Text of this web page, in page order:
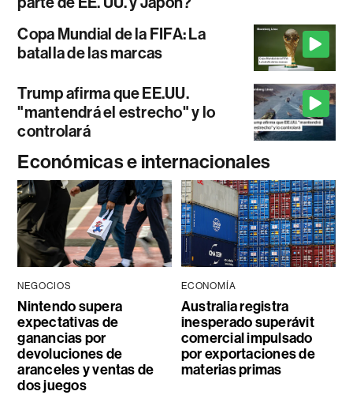
Copa Mundial de la FIFA: La
batalla de las marcas
Trump afirma que EE.UU.
"mantendrá el estrecho" y lo
controlará
Económicas e internacionales
NEGOCIOS
Nintendo supera
expectativas de
ganancias por
devoluciones de
aranceles y ventas de
dos juegos
ECONOMÍA
Australia registra
inesperado superávit
comercial impulsado
por exportaciones de
materias primas